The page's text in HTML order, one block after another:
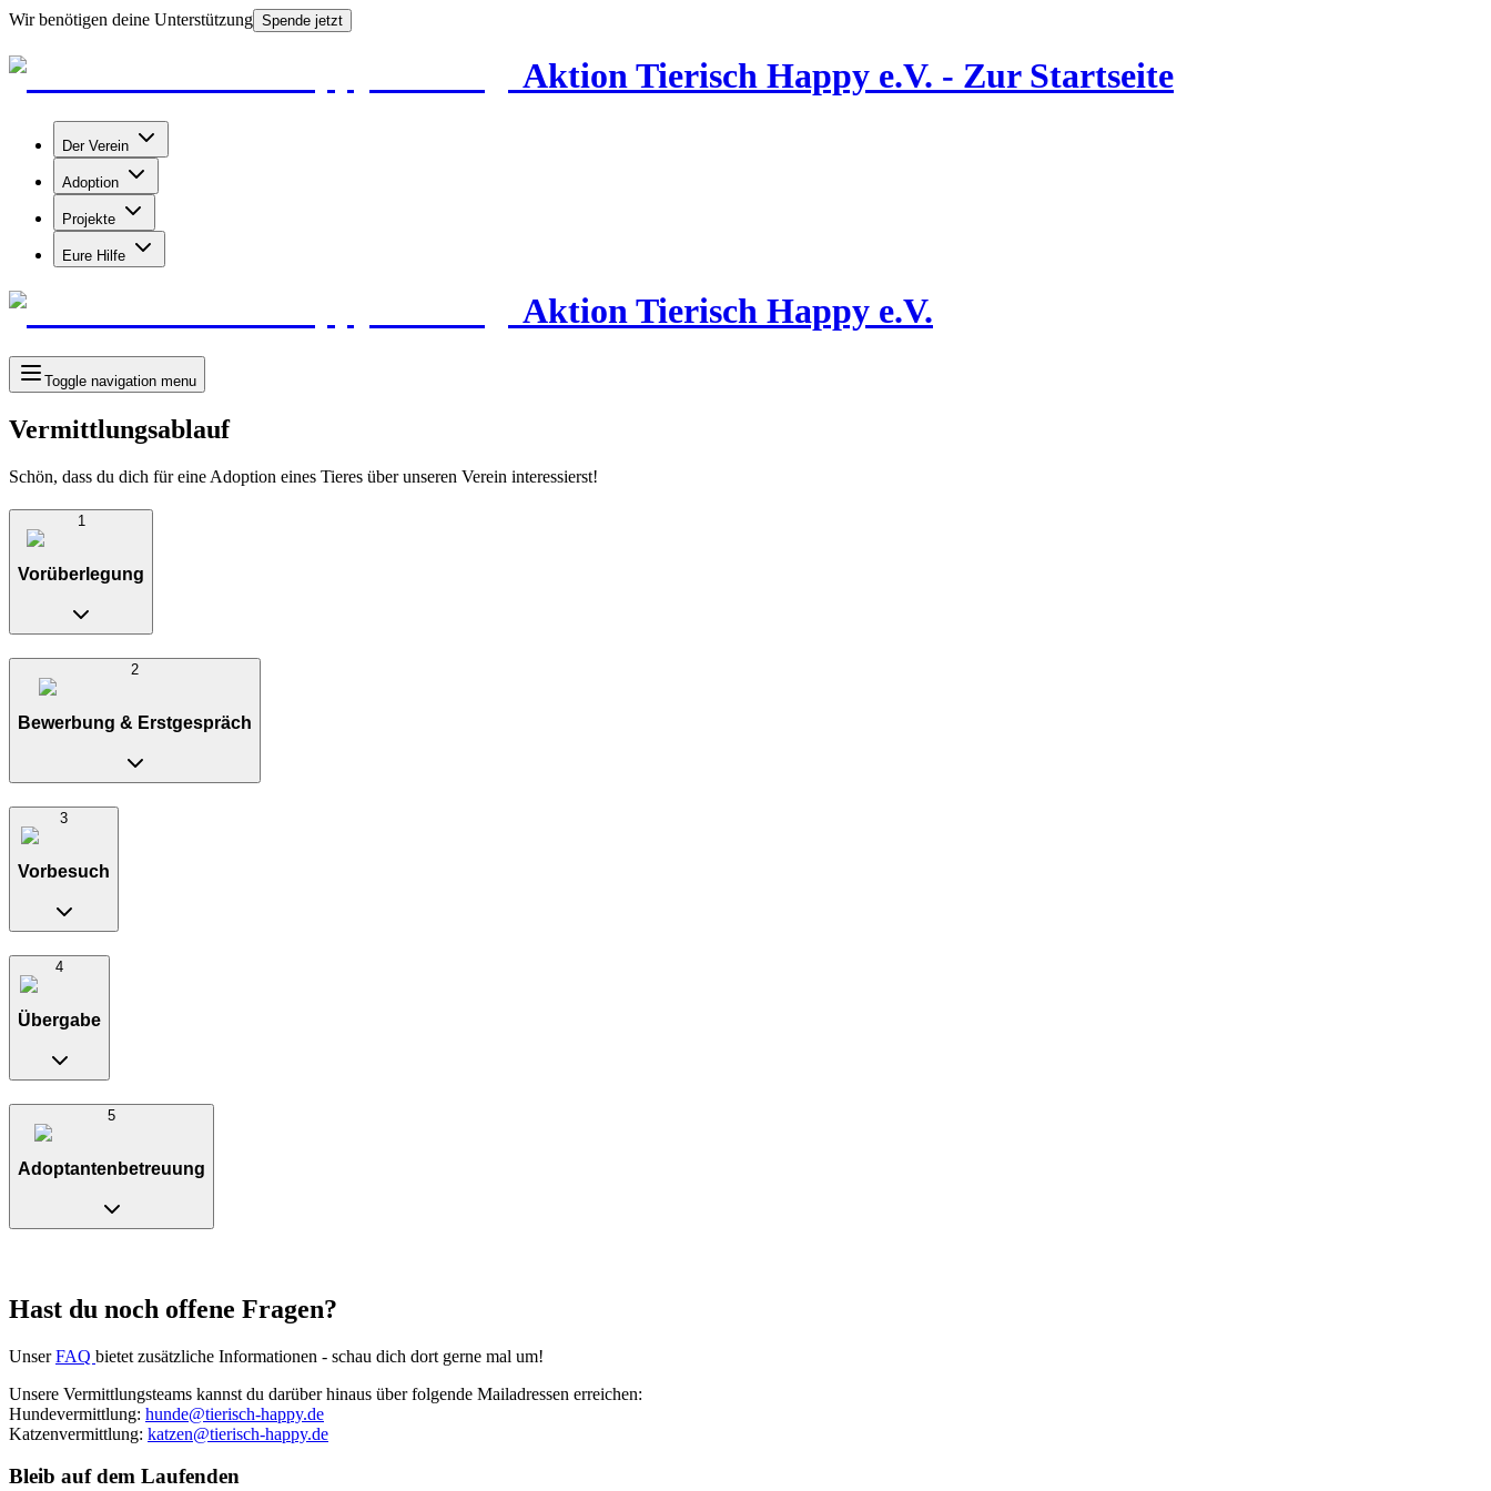
Wir benötigen deine Unterstützung Spende jetzt
Aktion Tierisch Happy e.V. - Zur Startseite
Der Verein
Adoption
Projekte
Eure Hilfe
Aktion Tierisch Happy e.V.
Toggle navigation menu
Vermittlungsablauf
Schön, dass du dich für eine Adoption eines Tieres über unseren Verein interessierst!
1
Vorüberlegung
2
Bewerbung & Erstgespräch
3
Vorbesuch
4
Übergabe
5
Adoptantenbetreuung
Hast du noch offene Fragen?
UnserFAQ bietet zusätzliche Informationen - schau dich dort gerne mal um!
Unsere Vermittlungsteams kannst du darüber hinaus über folgende Mailadressen erreichen:
Hundevermittlung: hunde@tierisch-happy.de
Katzenvermittlung: katzen@tierisch-happy.de
Bleib auf dem Laufenden